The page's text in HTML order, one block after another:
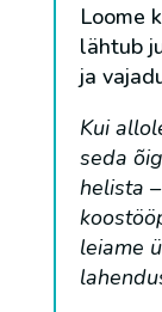
Loome
lähtub
ja
Kui
seda
helista
leiame